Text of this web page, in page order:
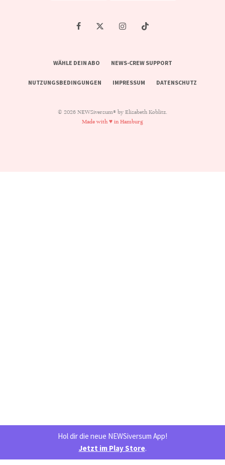
WÄHLE DEIN ABO NEWS-CREW SUPPORT
NUTZUNGSBEDINGUNGEN IMPRESSUM DATENSCHUTZ
© 2026 NEWSiversum® by Elisabeth Koblitz.
Made with ♥ in Hamburg
Hol dir die neue NEWSiversum App!
Jetzt im Play Store.